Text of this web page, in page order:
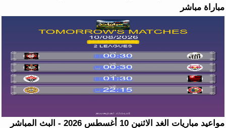
مباراة مباشر
مواعيد مباريات الغد الاثنين 10 أغسطس 2026 - البث المباشر